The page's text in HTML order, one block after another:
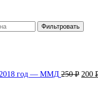
Фильтровать
2018 год — ММД 250Р 200